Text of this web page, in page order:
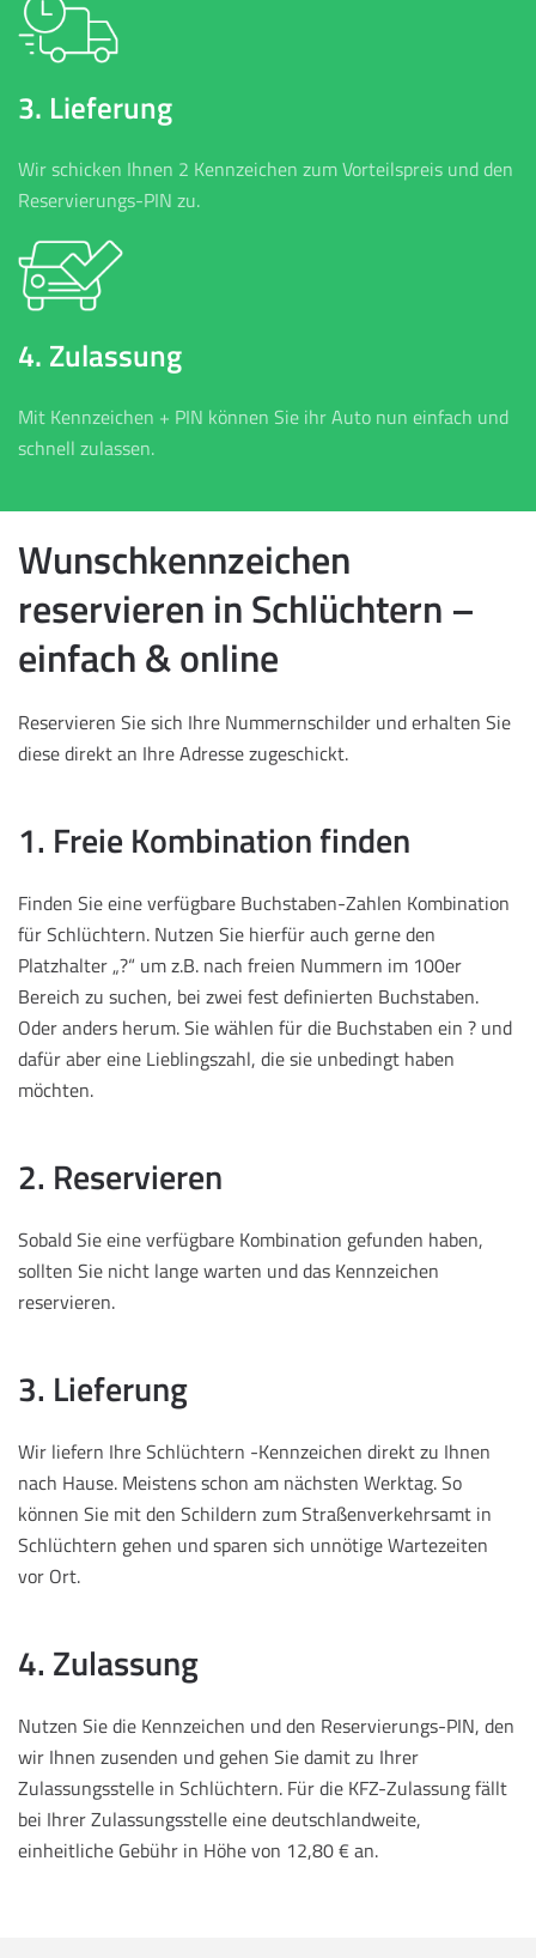
3. Lieferung
Wir schicken Ihnen 2 Kennzeichen zum Vorteilspreis und den
Reservierungs-PIN zu.
4. Zulassung
Mit Kennzeichen + PIN können Sie ihr Auto nun einfach und
schnell zulassen.
Wunschkennzeichen
reservieren in Schlüchtern –
einfach & online
Reservieren Sie sich Ihre Nummernschilder und erhalten Sie
diese direkt an Ihre Adresse zugeschickt.
1. Freie Kombination finden
Finden Sie eine verfügbare Buchstaben-Zahlen Kombination
für Schlüchtern. Nutzen Sie hierfür auch gerne den
Platzhalter „?“ um z.B. nach freien Nummern im 100er
Bereich zu suchen, bei zwei fest definierten Buchstaben.
Oder anders herum. Sie wählen für die Buchstaben ein ? und
dafür aber eine Lieblingszahl, die sie unbedingt haben
möchten.
2. Reservieren
Sobald Sie eine verfügbare Kombination gefunden haben,
sollten Sie nicht lange warten und das Kennzeichen
reservieren.
3. Lieferung
Wir liefern Ihre Schlüchtern -Kennzeichen direkt zu Ihnen
nach Hause. Meistens schon am nächsten Werktag. So
können Sie mit den Schildern zum Straßenverkehrsamt in
Schlüchtern gehen und sparen sich unnötige Wartezeiten
vor Ort.
4. Zulassung
Nutzen Sie die Kennzeichen und den Reservierungs-PIN, den
wir Ihnen zusenden und gehen Sie damit zu Ihrer
Zulassungsstelle in Schlüchtern. Für die KFZ-Zulassung fällt
bei Ihrer Zulassungsstelle eine deutschlandweite,
einheitliche Gebühr in Höhe von 12,80 € an.